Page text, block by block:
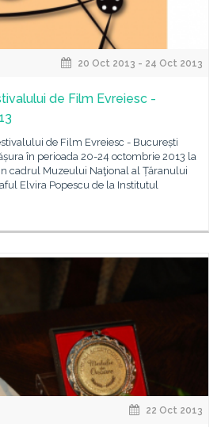
20 Oct 2013 - 24 Oct 2013
de Film Evreiesc -
de Film Evreiesc - București
în perioada 20-24 octombrie 2013 la
cadrul Muzeului Naţional al Țăranului
Elvira Popescu de la Institutul
22 Oct 2013